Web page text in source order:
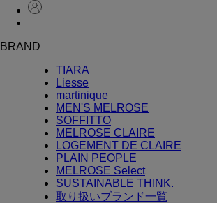
BRAND
TIARA
Liesse
martinique
MEN'S MELROSE
SOFFITTO
MELROSE CLAIRE
LOGEMENT DE CLAIRE
PLAIN PEOPLE
MELROSE Select
SUSTAINABLE THINK.
取り扱いブランド一覧